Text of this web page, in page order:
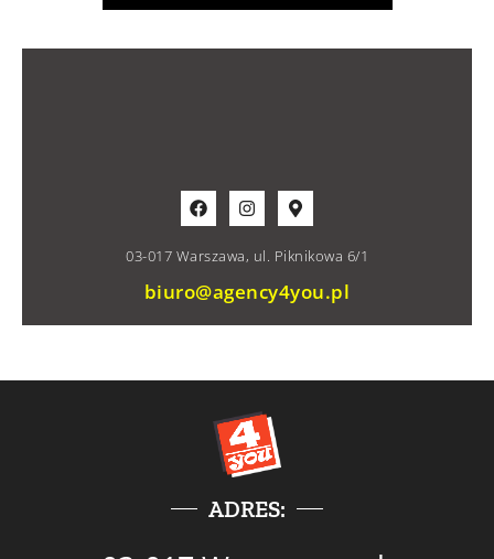
03-017 Warszawa, ul. Piknikowa 6/1
biuro@agency4you.pl
ADRES: